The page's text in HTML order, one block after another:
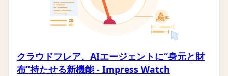
クラウドフレア、AIエージェントに“身元と財
布”持たせる新機能 - Impress Watch